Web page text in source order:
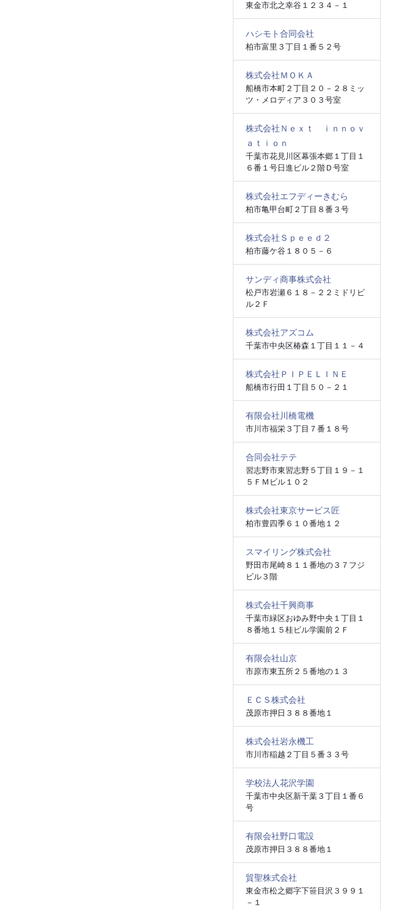
東金市北之幸谷１２３４－１
ハシモト合同会社
柏市富里３丁目１番５２号
株式会社ＭＯＫＡ
船橋市本町２丁目２０－２８ミッ
ツ・メロディア３０３号室
株式会社Ｎｅｘｔ ｉｎｎｏｖ
ａｔｉｏｎ
千葉市花見川区幕張本郷１丁目１
６番１号日進ビル２階Ｄ号室
株式会社エフディーきむら
柏市亀甲台町２丁目８番３号
株式会社Ｓｐｅｅｄ２
柏市藤ケ谷１８０５－６
サンディ商事株式会社
松戸市岩瀬６１８－２２ミドリビ
ル２Ｆ
株式会社アズコム
千葉市中央区椿森１丁目１１－４
株式会社ＰＩＰＥＬＩＮＥ
船橋市行田１丁目５０－２１
有限会社川橋電機
市川市福栄３丁目７番１８号
合同会社テテ
習志野市東習志野５丁目１９－１
５ＦＭビル１０２
株式会社東京サービス匠
柏市豊四季６１０番地１２
スマイリング株式会社
野田市尾崎８１１番地の３７フジ
ビル３階
株式会社千興商事
千葉市緑区おゆみ野中央１丁目１
８番地１５桂ビル学園前２Ｆ
有限会社山京
市原市東五所２５番地の１３
ＥＣＳ株式会社
茂原市押日３８８番地１
株式会社岩永機工
市川市稲越２丁目５番３３号
学校法人花沢学園
千葉市中央区新千葉３丁目１番６
号
有限会社野口電設
茂原市押日３８８番地１
貿聖株式会社
東金市松之郷字下笹目沢３９９１
－１